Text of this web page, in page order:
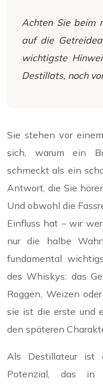
Achten Sie beim
auf die
wichtigste
Destillats, noch
Sie stehen vor
sich, warum ein
schmeckt als ein
Antwort, die Sie
Und obwohl die
Einfluss hat – wir
nur die halbe
fundamental
des Whiskys: das
Roggen, Weizen
sie ist die erste und
den späteren
Als Destillateur ist
Potenzial, das in